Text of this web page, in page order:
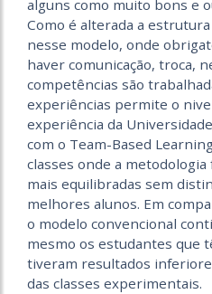
alguns como muito bons e
Como é alterada a
nesse modelo, onde
haver comunicação, troca,
competências são
experiências permite o
experiência da
com o Team-Based
classes onde a metodologia
mais equilibradas sem
melhores alunos. Em
o modelo convencional
mesmo os estudantes que
tiveram resultados
das classes experimentais.